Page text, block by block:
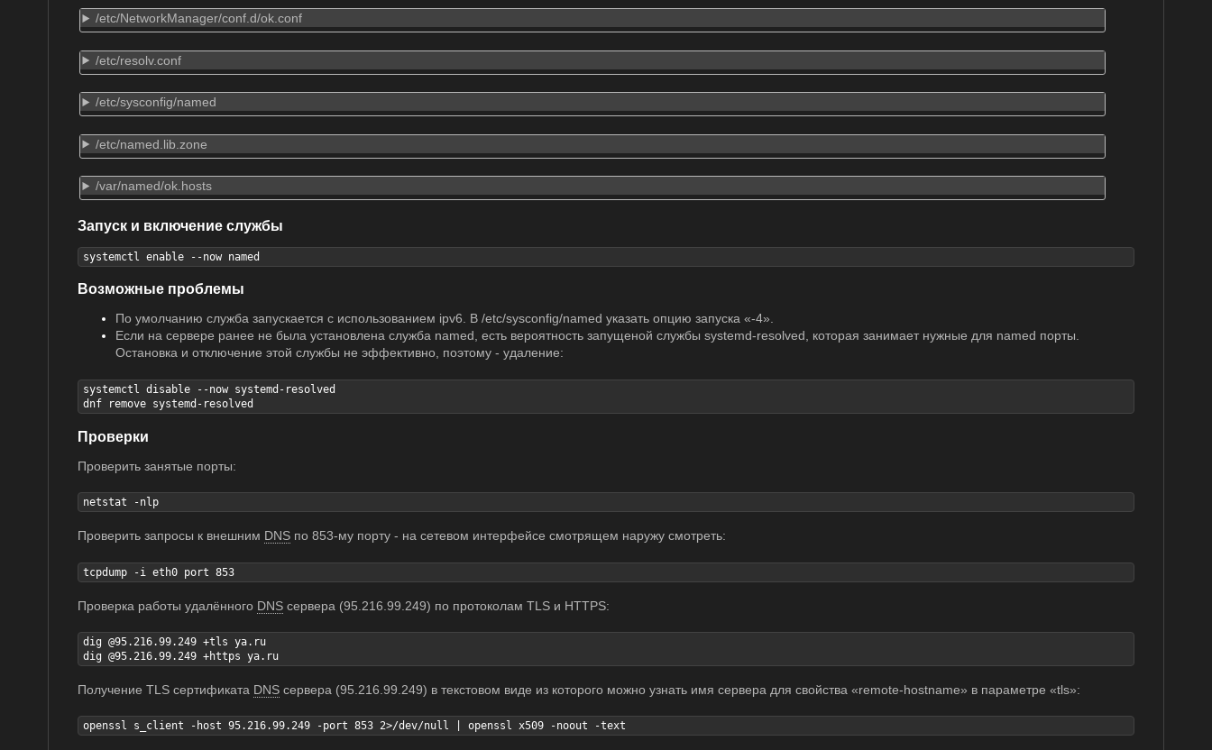
/etc/NetworkManager/conf.d/ok.conf
/etc/resolv.conf
/etc/sysconfig/named
/etc/named.lib.zone
/var/named/ok.hosts
Запуск и включение службы
systemctl enable --now named
Возможные проблемы
По умолчанию служба запускается с использованием ipv6. В /etc/sysconfig/named указать опцию запуска «-4».
Если на сервере ранее не была установлена служба named, есть вероятность запущеной службы systemd-resolved, которая занимает нужные для named порты.
Остановка и отключение этой службы не эффективно, поэтому - удаление:
systemctl disable --now systemd-resolved
dnf remove systemd-resolved
Проверки
Проверить занятые порты:
netstat -nlp
Проверить запросы к внешним DNS по 853-му порту - на сетевом интерфейсе смотрящем наружу смотреть:
tcpdump -i eth0 port 853
Проверка работы удалённого DNS сервера (95.216.99.249) по протоколам TLS и HTTPS:
dig @95.216.99.249 +tls ya.ru
dig @95.216.99.249 +https ya.ru
Получение TLS сертификата DNS сервера (95.216.99.249) в текстовом виде из которого можно узнать имя сервера для свойства «remote-hostname» в параметре «tls»:
openssl s_client -host 95.216.99.249 -port 853 2>/dev/null | openssl x509 -noout -text